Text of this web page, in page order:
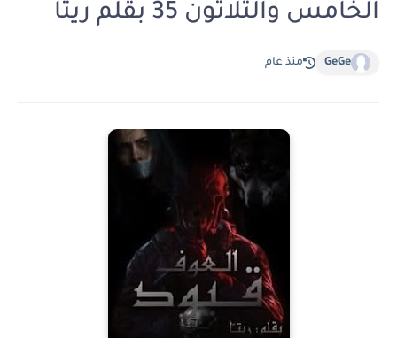
الخامس والثلاثون 35 بقلم ريتا
GeGe منذ عام